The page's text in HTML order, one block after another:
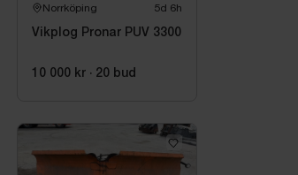
Norrköping 5d 6h
Vikplog Pronar PUV 3300
10 000 kr · 20 bud